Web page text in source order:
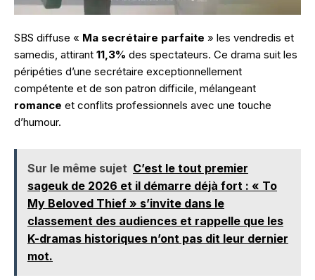
SBS diffuse « Ma secrétaire parfaite » les vendredis et
samedis, attirant 11,3% des spectateurs. Ce drama suit les
péripéties d’une secrétaire exceptionnellement
compétente et de son patron difficile, mélangeant
romance et conflits professionnels avec une touche
d’humour.
Sur le même sujet C’est le tout premier
sageuk de 2026 et il démarre déjà fort : « To
My Beloved Thief » s’invite dans le
classement des audiences et rappelle que les
K-dramas historiques n’ont pas dit leur dernier
mot.